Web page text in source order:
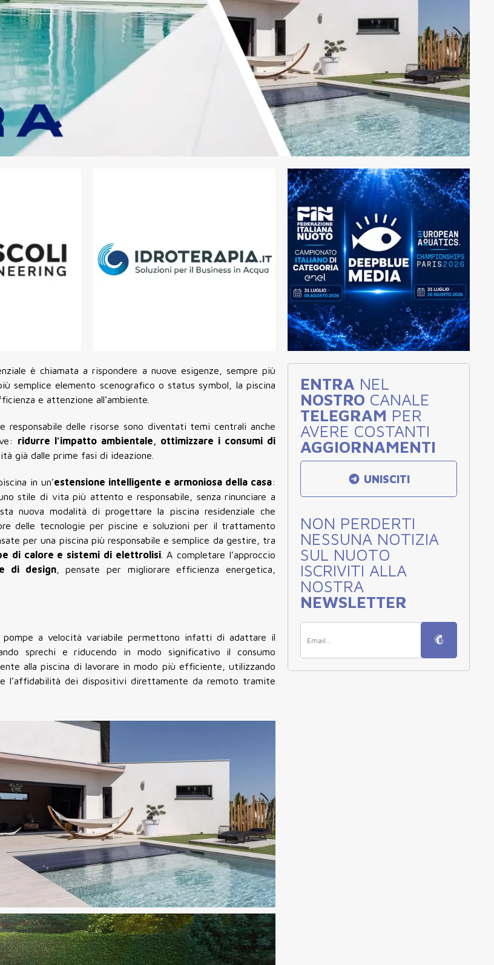
è chiamata a rispondere a nuove esigenze, sempre più
semplice elemento scenografico o status symbol, la piscina
e attenzione all’ambiente.
delle risorse sono diventati temi centrali anche
ridurre l’impatto ambientale, ottimizzare i consumi di
già dalle prime fasi di ideazione.
in un’estensione intelligente e armoniosa della casa:
stile di vita più attento e responsabile, senza rinunciare a
nuova modalità di progettare la piscina residenziale che
delle tecnologie per piscine e soluzioni per il trattamento
per una piscina più responsabile e semplice da gestire, tra
di calore e sistemi di elettrolisi. A completare l’approccio
di design, pensate per migliorare efficienza energetica,
pompe a velocità variabile permettono infatti di adattare il
sprechi e riducendo in modo significativo il consumo
alla piscina di lavorare in modo più efficiente, utilizzando
l’affidabilità dei dispositivi direttamente da remoto tramite
ENTRA NEL
NOSTRO CANALE
TELEGRAM PER
AVERE COSTANTI
AGGIORNAMENTI
UNISCITI
NON PERDERTI
NESSUNA NOTIZIA
SUL NUOTO
ISCRIVITI ALLA
NOSTRA
NEWSLETTER